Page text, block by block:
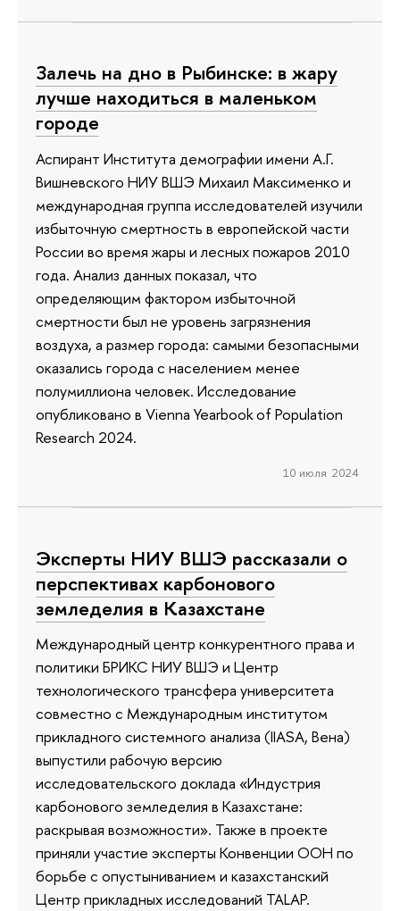
Залечь на дно в Рыбинске: в жару
лучше находиться в маленьком
городе
Аспирант Института демографии имени А.Г.
Вишневского НИУ ВШЭ Михаил Максименко и
международная группа исследователей изучили
избыточную смертность в европейской части
России во время жары и лесных пожаров 2010
года. Анализ данных показал, что
определяющим фактором избыточной
смертности был не уровень загрязнения
воздуха, а размер города: самыми безопасными
оказались города с населением менее
полумиллиона человек. Исследование
опубликовано в Vienna Yearbook of Population
Research 2024.
10 июля 2024
Эксперты НИУ ВШЭ рассказали о
перспективах карбонового
земледелия в Казахстане
Международный центр конкурентного права и
политики БРИКС НИУ ВШЭ и Центр
технологического трансфера университета
совместно с Международным институтом
прикладного системного анализа (IIASA, Вена)
выпустили рабочую версию
исследовательского доклада «Индустрия
карбонового земледелия в Казахстане:
раскрывая возможности». Также в проекте
приняли участие эксперты Конвенции ООН по
борьбе с опустыниванием и казахстанcкий
Центр прикладных исследований TALAP.